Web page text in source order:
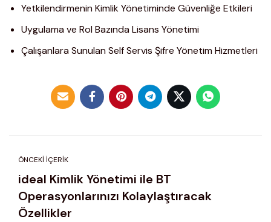
Yetkilendirmenin Kimlik Yönetiminde Güvenliğe Etkileri
Uygulama ve Rol Bazında Lisans Yönetimi
Çalışanlara Sunulan Self Servis Şifre Yönetim Hizmetleri
ÖNCEKI İÇERIK
ideal Kimlik Yönetimi ile BT
Operasyonlarınızı Kolaylaştıracak
Özellikler